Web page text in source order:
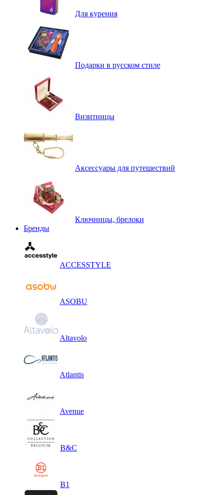
Для курения
Подарки в русском стиле
Визитницы
Аксессуары для путешествий
Ключницы, брелоки
Бренды
ACCESSTYLE
ASOBU
Altavolo
Atlantis
Avenue
B&C
B1